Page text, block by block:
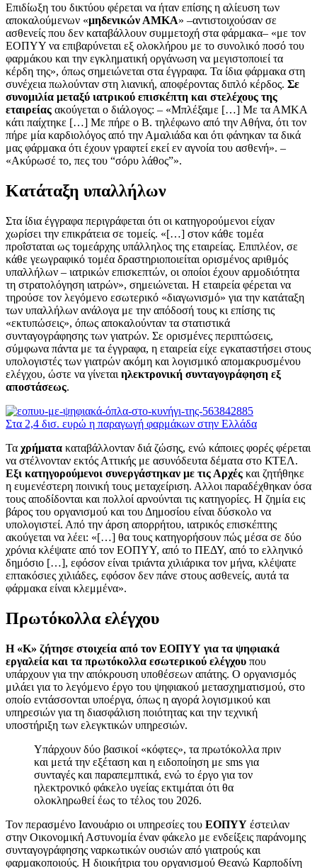
Επιδίωξη του δικτύου φέρεται να ήταν επίσης η αλίευση των
αποκαλούμενων «μηδενικών ΑΜΚΑ» –αντιστοιχούσαν σε
ασθενείς που δεν καταβάλλουν συμμετοχή στα φάρμακα– «με τον
ΕΟΠΥΥ να επιβαρύνεται εξ ολοκλήρου με το συνολικό ποσό του
φαρμάκου και την εγκληματική οργάνωση να μεγιστοποιεί τα
κέρδη της», όπως σημειώνεται στα έγγραφα. Τα ίδια φάρμακα στη
συνέχεια πωλούνταν στη λιανική, αποφέροντας διπλό κέρδος. Σε
συνομιλία μεταξύ ιατρικού επισκέπτη και στελέχους της
εταιρείας ακούγεται ο διάλογος: – «Μπλέξαμε […] Με τα ΑΜΚΑ
κάτι παίχτηκε […] Με πήρε ο Β. τηλέφωνο από την Αθήνα, ότι τον
πήρε μία καρδιολόγος από την Αμαλιάδα και ότι φάνηκαν τα δικά
μας φάρμακα ότι έχουν γραφτεί εκεί εν αγνοία του ασθενή». –
«Ακύρωσέ το, πες του “σόρυ λάθος”».
Κατάταξη υπαλλήλων
Στα ίδια έγγραφα περιγράφεται ότι οι κατηγορούμενοι είχαν
χωρίσει την επικράτεια σε τομείς. «[…] στον κάθε τομέα
προΐσταται ως τομεάρχης υπάλληλος της εταιρείας. Επιπλέον, σε
κάθε γεωγραφικό τομέα δραστηριοποιείται ορισμένος αριθμός
υπαλλήλων – ιατρικών επισκεπτών, οι οποίοι έχουν αρμοδιότητα
τη στρατολόγηση ιατρών», σημειώνεται. Η εταιρεία φέρεται να
τηρούσε τον λεγόμενο εσωτερικό «διαγωνισμό» για την κατάταξη
των υπαλλήλων ανάλογα με την απόδοσή τους κι επίσης τις
«εκτυπώσεις», όπως αποκαλούνταν τα στατιστικά
συνταγογράφησης των γιατρών. Σε ορισμένες περιπτώσεις,
σύμφωνα πάντα με τα έγγραφα, η εταιρεία είχε εγκαταστήσει στους
υπολογιστές των γιατρών ακόμη και λογισμικό απομακρυσμένου
ελέγχου, ώστε να γίνεται ηλεκτρονική συνταγογράφηση εξ
αποστάσεως.
Στα 2,4 δισ. ευρώ η παραγωγή φαρμάκων στην Ελλάδα
Τα χρήματα καταβάλλονταν διά ζώσης, ενώ κάποιες φορές φέρεται
να στέλνονταν εκτός Αττικής με ασυνόδευτα δέματα στο ΚΤΕΛ.
Εξι κατηγορούμενοι συνεργάστηκαν με τις Αρχές και ζητήθηκε
η ευμενέστερη ποινική τους μεταχείριση. Αλλοι παραδέχθηκαν όσα
τους αποδίδονται και πολλοί αρνούνται τις κατηγορίες. Η ζημία εις
βάρος του οργανισμού και του Δημοσίου είναι δύσκολο να
υπολογιστεί. Από την άρση απορρήτου, ιατρικός επισκέπτης
ακούγεται να λέει: «[…] θα τους κατηγορήσουν πώς μέσα σε δύο
χρόνια κλέψατε από τον ΕΟΠΥΥ, από το ΠΕΔΥ, από το ελληνικό
δημόσιο […], εφόσον είναι τριάντα χιλιάρικα τον μήνα, κλέψατε
επτακόσιες χιλιάδες, εφόσον δεν πάνε στους ασθενείς, αυτά τα
φάρμακα είναι κλεμμένα».
Πρωτόκολλα ελέγχου
Η «Κ» ζήτησε στοιχεία από τον ΕΟΠΥΥ για τα ψηφιακά
εργαλεία και τα πρωτόκολλα εσωτερικού ελέγχου που
υπάρχουν για την απόκρουση υποθέσεων απάτης. Ο οργανισμός
μιλάει για το λεγόμενο έργο του ψηφιακού μετασχηματισμoύ, στο
οποίο εντάσσονται υποέργα, όπως η αγορά λογισμικού και
υπηρεσιών για τη διασφάλιση ποιότητας και την τεχνική
υποστήριξη των ελεγκτικών υπηρεσιών.
Υπάρχουν δύο βασικοί «κόφτες», τα πρωτόκολλα πριν
και μετά την εξέταση και η ειδοποίηση με sms για
συνταγές και παραπεμπτικά, ενώ το έργο για τον
ηλεκτρονικό φάκελο υγείας εκτιμάται ότι θα
ολοκληρωθεί έως το τέλος του 2026.
Τον περασμένο Ιανουάριο οι υπηρεσίες του ΕΟΠΥΥ έστειλαν
στην Οικονομική Αστυνομία έναν φάκελο με ενδείξεις παράνομης
συνταγογράφησης ναρκωτικών ουσιών από γιατρούς και
φαρμακοποιούς. Η διοικήτρια του οργανισμού Θεανώ Καρποδίνη